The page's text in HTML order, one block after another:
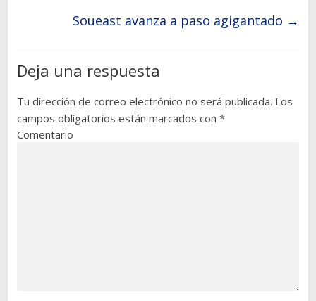
Soueast avanza a paso agigantado →
Deja una respuesta
Tu dirección de correo electrónico no será publicada. Los
campos obligatorios están marcados con *
Comentario